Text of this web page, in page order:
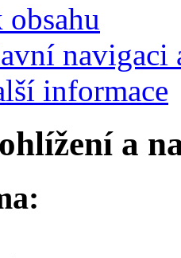
navigaci
informace
a